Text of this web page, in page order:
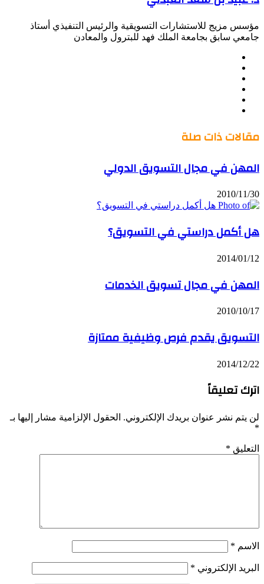
مؤسس مزيج للاستشارات التسويقية والرئيس التنفيذي أستاذ
جامعي سابق بجامعة الملك فهد للبترول والمعادن
مقالات ذات صلة
المهن في مجال التسويق الدولي
2010/11/30
هل أكمل دراستي في التسويق؟
2014/01/12
المهن في مجال تسويق الخدمات
2010/10/17
التسويق يقدم فرص وظيفية ممتازة
2014/12/22
اترك تعليقاً
لن يتم نشر عنوان بريدك الإلكتروني. الحقول الإلزامية مشار إليها بـ
*
التعليق *
الاسم *
البريد الإلكتروني *